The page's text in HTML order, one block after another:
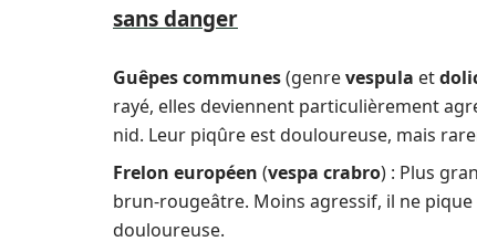
sans danger
Guêpes communes(genrevespula et
rayé, elles deviennent particulièrement
nid. Leur piqûre est douloureuse, mais
Frelon européen (vespa crabro) : Plus
brun-rougeâtre. Moins agressif, il ne
douloureuse.